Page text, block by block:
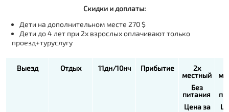
Скидки и доплаты:
Дети на дополнительном месте 270 $
Дети до 4 лет при 2х взрослых оплачивают только
проезд+туруслугу
Выезд Отдых 11дн/10нч Прибытие
2х
местный
Без
питания
Цена за